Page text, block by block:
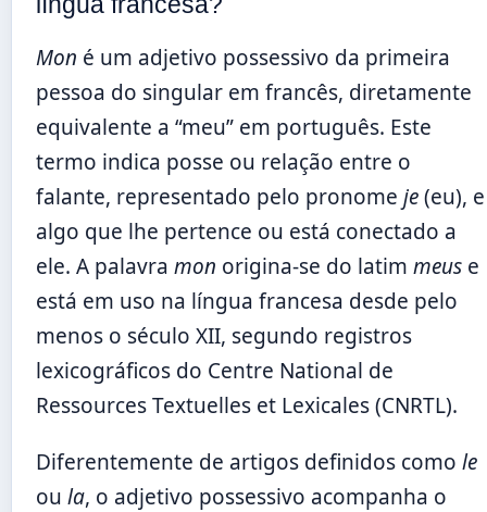
Mon é um adjetivo possessivo da primeira
pessoa do singular em francês, diretamente
equivalente a “meu” em português. Este
termo indica posse ou relação entre o
falante, representado pelo pronome je(eu), e
algo que lhe pertence ou está conectado a
ele. A palavra mon origina-se do latim meus e
está em uso na língua francesa desde pelo
menos o século XII, segundo registros
lexicográficos do Centre National de
Ressources Textuelles et Lexicales (CNRTL).
Diferentemente de artigos definidos como le
ou la, o adjetivo possessivo acompanha o